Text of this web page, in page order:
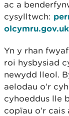
ac a
cysylltwch:
olcymru.gov.uk
Yn y rhan
roi hysbysiad
newydd lleol.
aelodau o’r
cyhoeddus lle
copïau o’r